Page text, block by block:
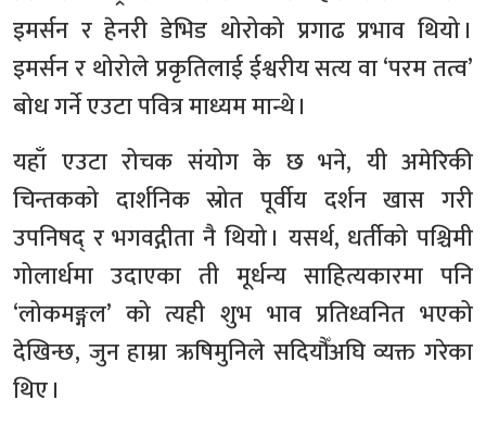
इमर्सन र हेनरी डेभिड थोरोको प्रगाढ प्रभाव थियो ।
इमर्सन र थोरोले प्रकृतिलाई ईश्वरीय सत्य वा ‘परम तत्व’
बोध गर्ने एउटा पवित्र माध्यम मान्थे ।
यहाँ एउटा रोचक संयोग के छ भने, यी अमेरिकी
चिन्तकको दार्शनिक स्रोत पूर्वीय दर्शन खास गरी
उपनिषद् र भगवद्गीता नै थियो । यसर्थ, धर्तीको पश्चिमी
गोलार्धमा उदाएका ती मूर्धन्य साहित्यकारमा पनि
‘लोकमङ्गल’ को त्यही शुभ भाव प्रतिध्वनित भएको
देखिन्छ, जुन हाम्रा ऋषिमुनिले सदियौँअघि व्यक्त गरेका
थिए ।